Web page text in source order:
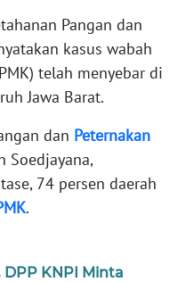
Pangan dan
kasus wabah
telah menyebar di
Jawa Barat.
dan Peternakan
Soedjayana,
74 persen daerah
.
KNPI Minta